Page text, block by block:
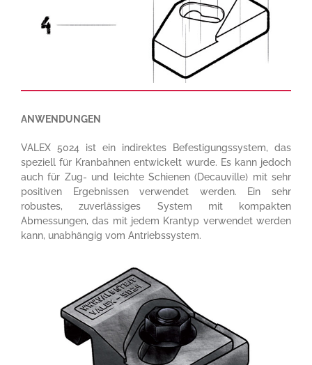
ANWENDUNGEN
VALEX 5024 ist ein indirektes Befestigungssystem, das
speziell für Kranbahnen entwickelt wurde. Es kann jedoch
auch für Zug- und leichte Schienen (Decauville) mit sehr
positiven Ergebnissen verwendet werden. Ein sehr
robustes, zuverlässiges System mit kompakten
Abmessungen, das mit jedem Krantyp verwendet werden
kann, unabhängig vom Antriebssystem.